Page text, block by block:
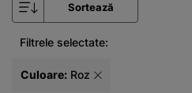
Sortează
Filtrele selectate:
Culoare: Roz